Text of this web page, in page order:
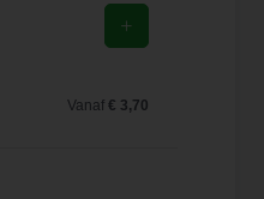
Vanaf € 3,70